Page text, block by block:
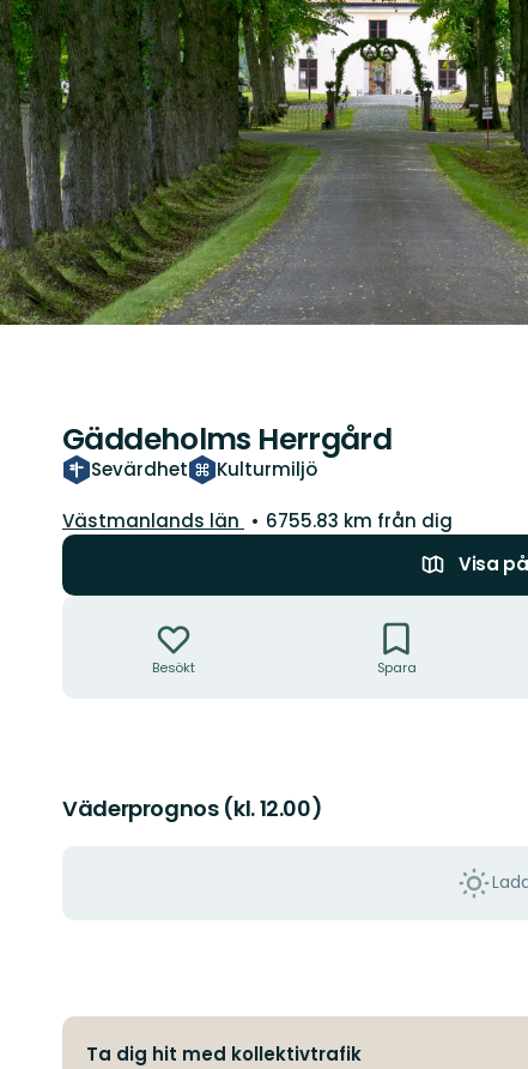
Gäddeholms Herrgård
Sevärdhet Kulturmiljö
Län:
Västmanlands län
6755.83 km från dig
Visa
Besökt Spara
Väderprognos (kl. 12.00)
Ta dig hit med kollektivtrafik